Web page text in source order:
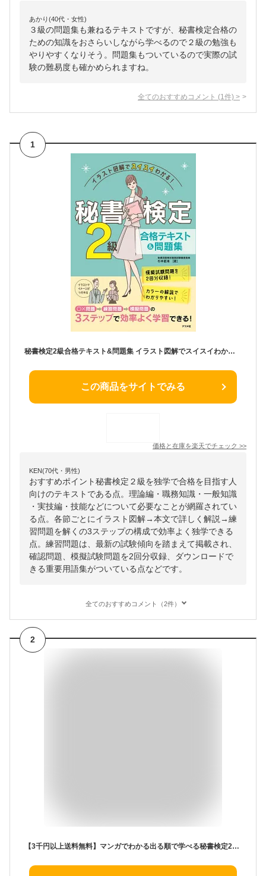
あかり(40代・女性)
３級の問題集も兼ねるテキストですが、秘書検定合格の
ための知識をおさらいしながら学べるので２級の勉強も
やりやすくなりそう。問題集もついているので実際の試
験の難易度も確かめられますね。
全てのおすすめコメント (1 件) >
1
秘書検定2級合格テキスト&問題集 イラスト図解でスイスイわかる!／杉本直鴻【3000円以上送料無料】
この商品をサイトでみる
価格と在庫を楽天でチェック >>
KEN(70代・男性)
おすすめポイント秘書検定２級を独学で合格を目指す人
向けのテキストである点。理論編・職務知識・一般知識
・実技編・技能などについて必要なことが網羅されてい
る点。各節ごとにイラスト図解→本文で詳しく解説→練
習問題を解くの3ステップの構成で効率よく独学できる
点。練習問題は、最新の試験傾向を踏まえて掲載され、
確認問題、模擬試験問題を2回分収録、ダウンロードで
きる重要用語集がついている点などです。
全てのおすすめコメント（2件）
2
【3千円以上送料無料】マンガでわかる出る順で学べる秘書検定2級・3級テキスト&問題集／横山都